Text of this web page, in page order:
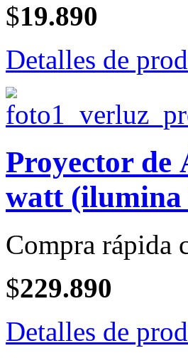
$19.890
Detalles de
Proyector de
watt (ilumina
Compra rápida
$229.890
Detalles de